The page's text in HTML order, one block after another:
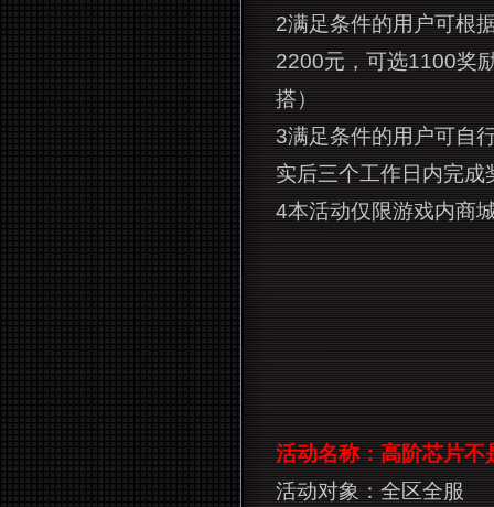
2满足条件的用户可根
2200元，可选1100奖
搭）
3满足条件的用户可自
实后三个工作日内完成
4本活动仅限游戏内商
活动名称：高阶芯片不
活动对象：全区全服